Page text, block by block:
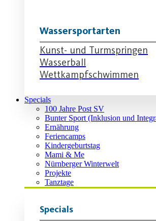
Wassersportarten
Kunst- und Turmspringen
Wasserball
Wettkampfschwimmen
Specials
100 Jahre Post SV
Bunter Sport (Inklusion und
Ernährung
Feriencamps
Kindergeburtstag
Mami & Me
Nürnberger Winterwelt
Projekte
Tanztage
Specials